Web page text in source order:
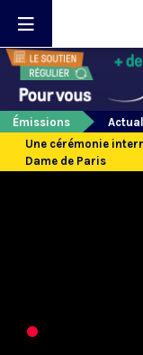
Émissions
Une cérémonie
Dame de Paris